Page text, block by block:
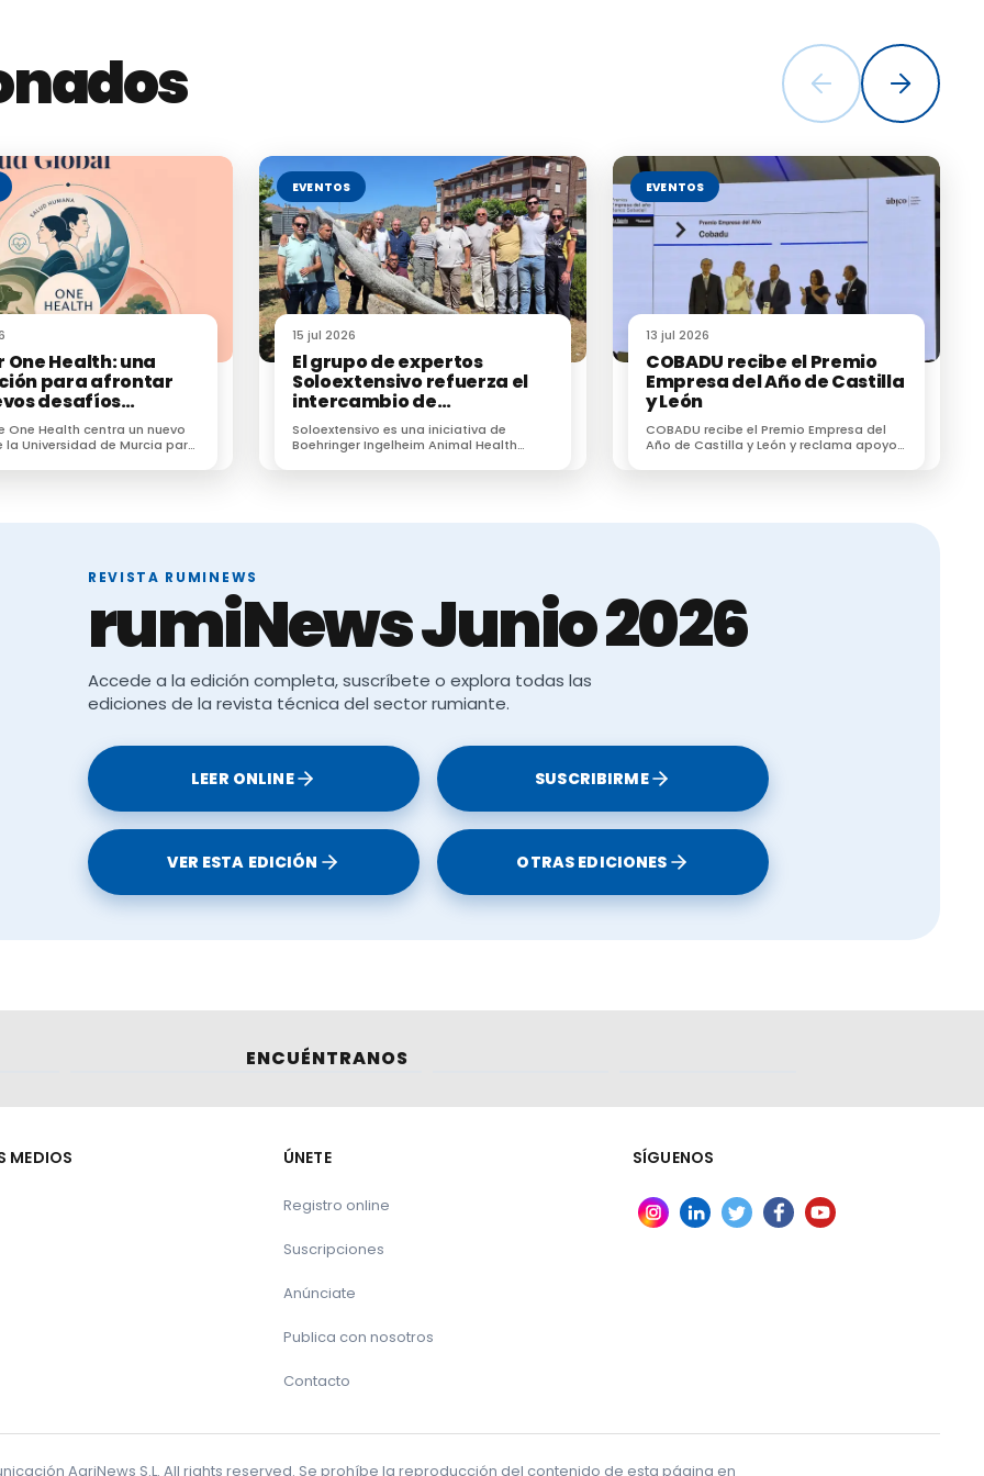
DE LA
profesional en
continuidad
el monte y
y sostenibilidad
climática y
One Health: una
para afrontar
desafíos
en veterinaria
One Health centra un nuevo
la Universidad de Murcia para
e IA.
EVENTOS
15 jul 2026
El grupo de expertos
Soloextensivo refuerza el
intercambio de
conocimiento sobre el
vacuno extensivo en su
encuentro anual
Soloextensivo es una iniciativa de
Boehringer Ingelheim Animal Health
espacio de conexión entre profesionales
EVENTOS
13 jul 2026
COBADU recibe el Premio
Empresa del Año de Castilla
y León
COBADU recibe el Premio Empresa del
Año de Castilla y León y reclama apoyo
futuro del medio rural
REVISTA RUMINEWS
rumiNews Junio 2026
Accede a la edición completa, suscríbete o explora todas las
ediciones de la revista técnica del sector rumiante.
LEER ONLINE SUSCRIBIRME
VER ESTA EDICIÓN OTRAS EDICIONES
ENCUÉNTRANOS
MEDIOS ÚNETE
Registro online
Suscripciones
Anúnciate
Publica con nosotros
Contacto
SÍGUENOS
AgriNews S.L. All rights reserved. Se prohíbe la reproducción del contenido de esta página en